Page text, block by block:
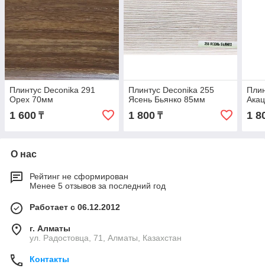
Плинтус Deconika 291
Орех 70мм
1 600 ₸
Плинтус Deconika 255
Ясень Бьянко 85мм
1 800₸ 1
О нас
Рейтинг не сформирован
Менее 5 отзывов за последний год
Работает с 06.12.2012
г. Алматы
ул. Радостовца, 71, Алматы, Казахстан
Контакты